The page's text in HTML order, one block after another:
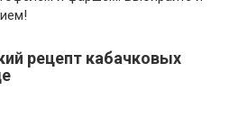
рецепт кабачковых